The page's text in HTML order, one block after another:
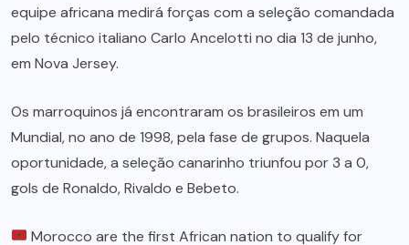
equipe africana medirá forças com a seleção comandada
pelo técnico italiano Carlo Ancelotti no dia 13 de junho,
em Nova Jersey.
Os marroquinos já encontraram os brasileiros em um
Mundial, no ano de 1998, pela fase de grupos. Naquela
oportunidade, a seleção canarinho triunfou por 3 a 0,
gols de Ronaldo, Rivaldo e Bebeto.
Morocco are the first African nation to qualify for